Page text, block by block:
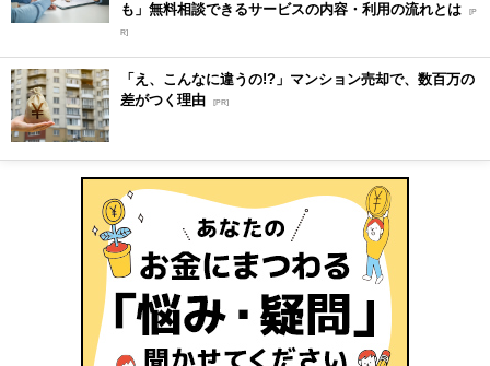
も」無料相談できるサービスの内容・利用の流れとは [P
R]
「え、こんなに違うの!?」マンション売却で、数百万の
差がつく理由 [PR]